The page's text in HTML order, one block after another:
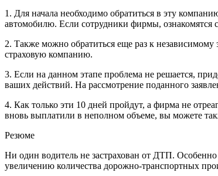
1. Для начала необходимо обратиться в эту
автомобилю. Если сотрудники фирмы,
2. Также можно обратиться еще раз к
страховую компанию.
3. Если на данном этапе проблема не решается,
ваших действий. На рассмотрение поданного
4. Как только эти 10 дней пройдут, а фирма не
вновь выплатили в неполном объеме, вы можете
Резюме
Ни один водитель не застрахован от ДТП. Особенно
увеличению количества дорожно-транспортных